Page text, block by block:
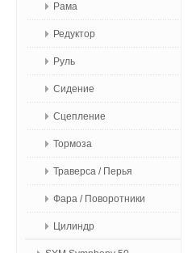
Рама
Редуктор
Руль
Сидение
Сцепление
Тормоза
Траверса / Перья
Фара / Поворотники
Цилиндр